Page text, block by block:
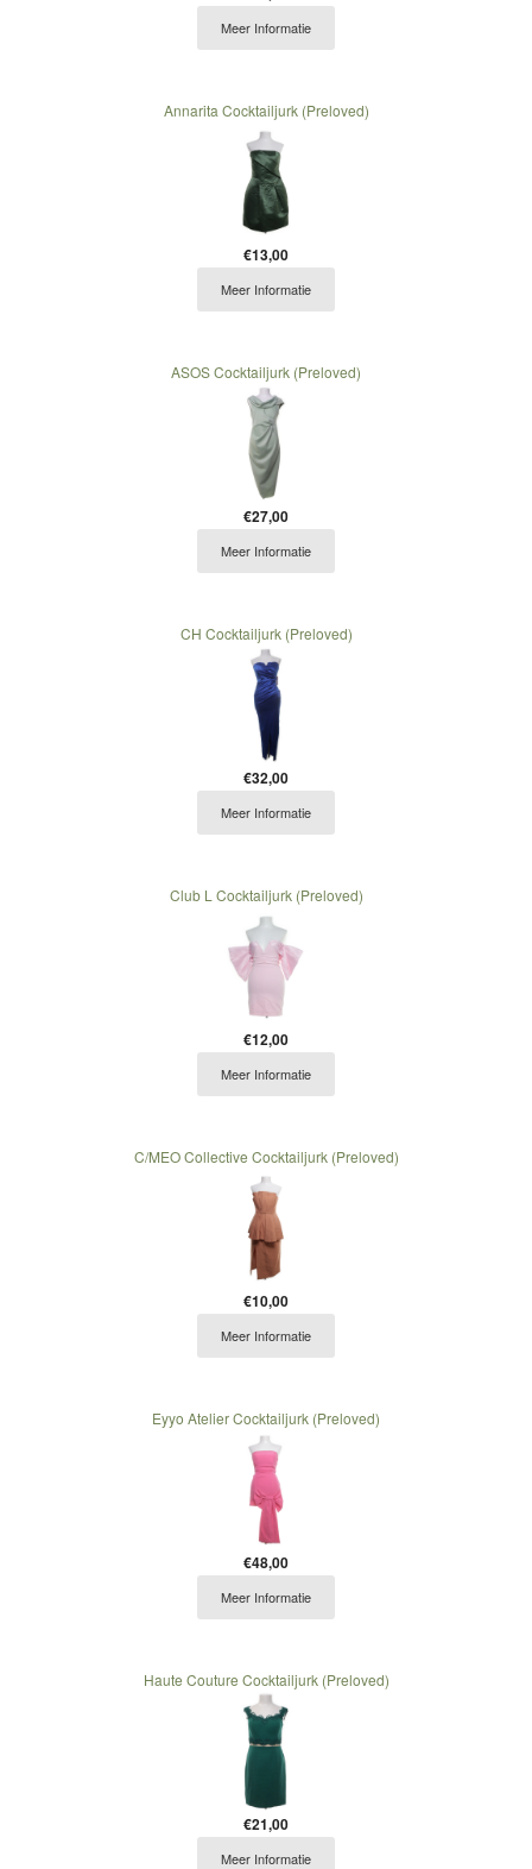
Meer Informatie
Annarita Cocktailjurk (Preloved)
€13,00
Meer Informatie
ASOS Cocktailjurk (Preloved)
€27,00
Meer Informatie
CH Cocktailjurk (Preloved)
€32,00
Meer Informatie
Club L Cocktailjurk (Preloved)
€12,00
Meer Informatie
C/MEO Collective Cocktailjurk (Preloved)
€10,00
Meer Informatie
Eyyo Atelier Cocktailjurk (Preloved)
€48,00
Meer Informatie
Haute Couture Cocktailjurk (Preloved)
€21,00
Meer Informatie